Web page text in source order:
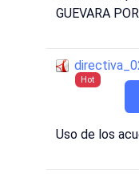
GUEVARA
Hot
Uso de los